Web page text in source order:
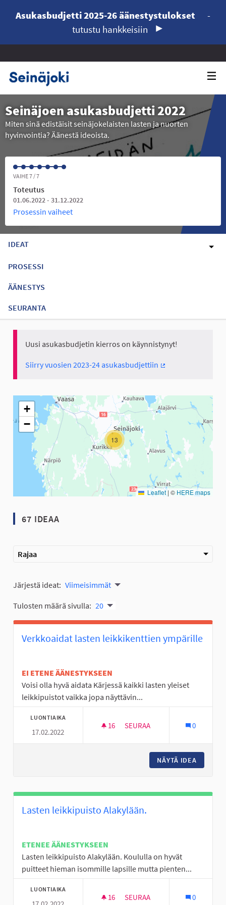
Asukasbudjetti 2025-26 äänestystulokset
-
tutustu hankkeisiin
Seinäjoen asukasbudjetti 2022
Miten sinä edistäisit seinäjokelaisten lasten ja nuorten
hyvinvointia? Äänestä ideoista.
VAIHE 7 / 7
Toteutus
01.06.2022 - 31.12.2022
Prosessin vaiheet
IDEAT
PROSESSI
ÄÄNESTYS
SEURANTA
Uusi asukasbudjetin kierros on käynnistynyt!
Siirry vuosien 2023-24 asukasbudjettiin
Seuraavassa elementissä on kartta, joka esittää tämän
13
+
−
Leaflet | © HERE maps
67 IDEAA
Rajaa
Järjestä ideat: Viimeisimmät
Tulosten määrä sivulla: 20
Verkkoaidat lasten leikkikenttien ympärille
EI ETENE ÄÄNESTYKSEEN
Voisi olla hyvä aidata Kärjessä kaikki lasten yleiset
leikkipuistot vaikka jopa näyttävin...
LUONTIAIKA
17.02.2022
16 16 SEURAAJAA
SEURAA 0
NÄYTÄ IDEA
Lasten leikkipuisto Alakylään.
ETENEE ÄÄNESTYKSEEN
Lasten leikkipuisto Alakylään. Koululla on hyvät
puitteet hieman isommille lapsille mutta pienten...
LUONTIAIKA
16 16 SEURAAJAA
SEURAA 0